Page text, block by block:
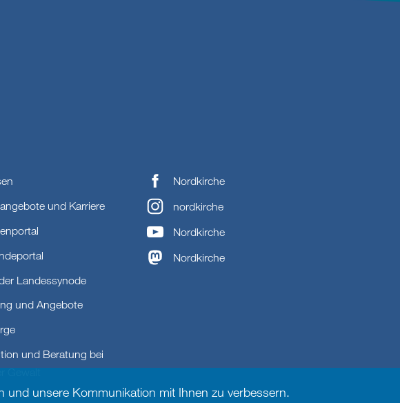
und Karriere
Landessynode
und Angebote
und Beratung bei
Gewalt
Nordkirche
nordkirche
Nordkirche
Nordkirche
unsere Kommunikation mit Ihnen zu verbessern.